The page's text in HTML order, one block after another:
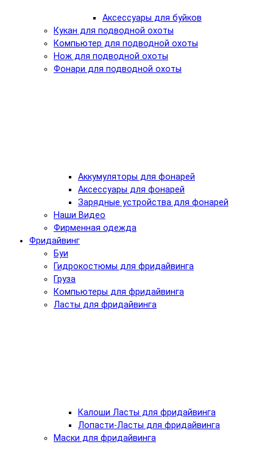
Аксессуары для буйков
Кукан для подводной охоты
Компьютер для подводной охоты
Нож для подводной охоты
Фонари для подводной охоты
Аккумуляторы для фонарей
Аксессуары для фонарей
Зарядные устройства для фонарей
Наши Видео
Фирменная одежда
Фридайвинг
Буи
Гидрокостюмы для фридайвинга
Груза
Компьютеры для фридайвинга
Ласты для фридайвинга
Калоши Ласты для фридайвинга
Лопасти-Ласты для фридайвинга
Маски для фридайвинга